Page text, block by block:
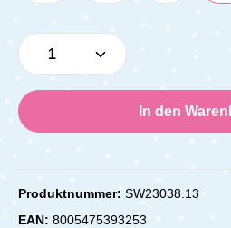
Produkt Anzahl: Gib
In den
Produktnummer: SW23038.13
EAN: 8005475393253